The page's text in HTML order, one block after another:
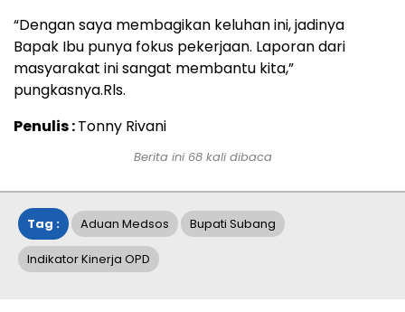
“Dengan saya membagikan keluhan ini, jadinya
Bapak Ibu punya fokus pekerjaan. Laporan dari
masyarakat ini sangat membantu kita,”
pungkasnya.Rls.
Penulis :Tonny Rivani
Berita ini 68kali dibaca
Tag : Aduan Medsos Bupati Subang
Indikator Kinerja OPD